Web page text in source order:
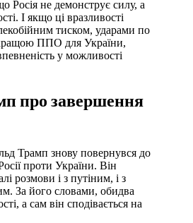
Росія не демонструє силу, а
І якщо ці вразливості
тиском, ударами по
кращою ППО для України,
у можливості
про завершення
Трамп знову повернувся до
проти України. Він
розмови і з путіним, і з
За його словами, обидва
а сам він сподівається на